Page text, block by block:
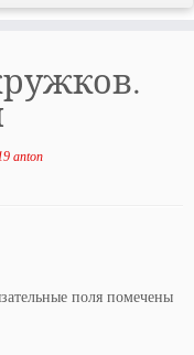
anton
поля помечены